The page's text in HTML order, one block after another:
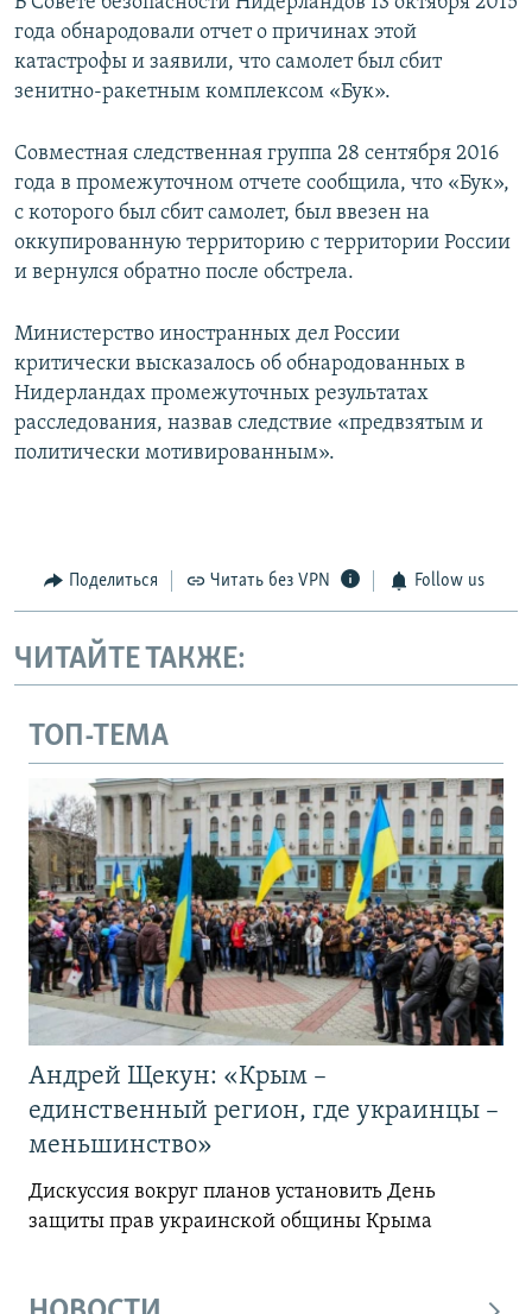
года обнародовали отчет о причинах этой
катастрофы и заявили, что самолет был сбит
зенитно-ракетным комплексом «Бук».
Совместная следственная группа 28 сентября 2016
года в промежуточном отчете сообщила, что «Бук»,
с которого был сбит самолет, был ввезен на
оккупированную территорию с территории России
и вернулся обратно после обстрела.
Министерство иностранных дел России
критически высказалось об обнародованных в
Нидерландах промежуточных результатах
расследования, назвав следствие «предвзятым и
политически мотивированным».
Поделиться Читать без VPN Follow us
ЧИТАЙТЕ ТАКЖЕ:
ТОП-ТЕМА
Андрей Щекун: «Крым –
единственный регион, где украинцы –
меньшинство»
Дискуссия вокруг планов установить День
защиты прав украинской общины Крыма